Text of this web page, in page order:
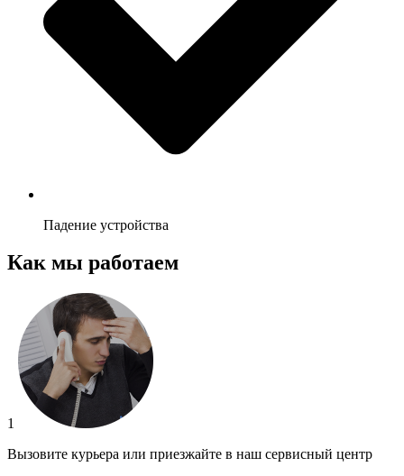
Падение устройства
Как мы работаем
1
Вызовите курьера или приезжайте в наш сервисный центр